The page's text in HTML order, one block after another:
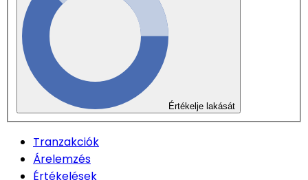
Értékelje lakását
Tranzakciók
Árelemzés
Értékelések